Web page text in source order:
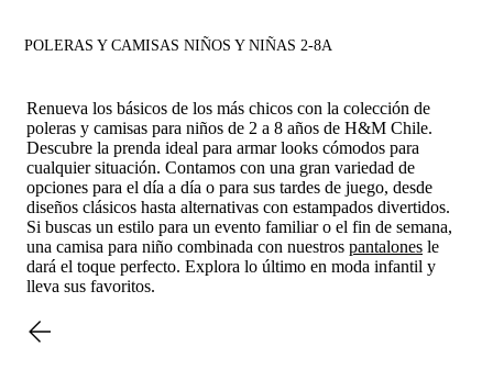
POLERAS Y CAMISAS NIÑOS Y NIÑAS 2-8A
Renueva los básicos de los más chicos con la colección de
poleras y camisas para niños de 2 a 8 años de H&M Chile.
Descubre la prenda ideal para armar looks cómodos para
cualquier situación. Contamos con una gran variedad de
opciones para el día a día o para sus tardes de juego, desde
diseños clásicos hasta alternativas con estampados divertidos.
Si buscas un estilo para un evento familiar o el fin de semana,
una camisa para niño combinada con nuestros pantalones le
dará el toque perfecto. Explora lo último en moda infantil y
lleva sus favoritos.